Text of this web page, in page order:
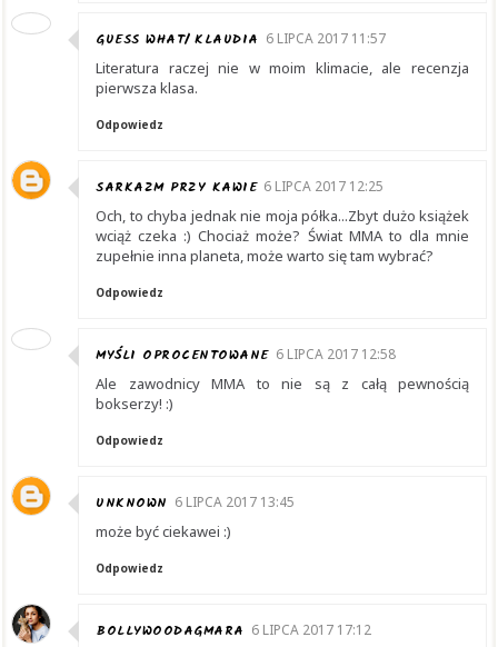
GUESS WHAT/ KLAUDIA 6 LIPCA 2017 11:57
Literatura raczej nie w moim klimacie, ale recenzja
pierwsza klasa.
Odpowiedz
SARKAZM PRZY KAWIE 6 LIPCA 2017 12:25
Och, to chyba jednak nie moja półka...Zbyt dużo książek
wciąż czeka :) Chociaż może? Świat MMA to dla mnie
zupełnie inna planeta, może warto się tam wybrać?
Odpowiedz
MYŚLI OPROCENTOWANE 6 LIPCA 2017 12:58
Ale zawodnicy MMA to nie są z całą pewnością
bokserzy! :)
Odpowiedz
UNKNOWN 6 LIPCA 2017 13:45
może być ciekawei :)
Odpowiedz
BOLLYWOODAGMARA 6 LIPCA 2017 17:12